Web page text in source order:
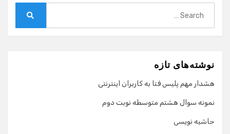
نوشته‌های تازه
هشدار مهم پلیس فتا به کاربران اینترنتی
نمونه سوال هشتم متوسطه نوبت دوم
حاشیه نویسی